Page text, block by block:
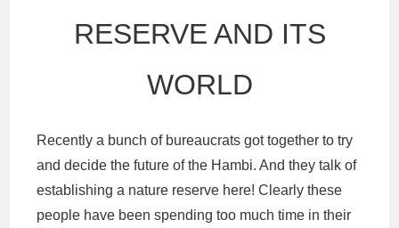
RESERVE AND ITS
WORLD
Recently a bunch of bureaucrats got together to try
and decide the future of the Hambi. And they talk of
establishing a nature reserve here! Clearly these
people have been spending too much time in their